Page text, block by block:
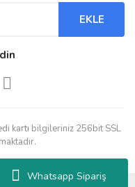
Whatsapp Sipariş
EKLE
kartı bilgileriniz 256bit SSL